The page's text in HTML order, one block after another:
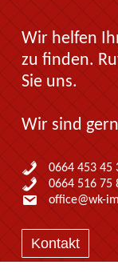
Wir helfen
zu finden.
Sie uns.
Wir sind
0664 453 45
0664 516 75
office@wk-
Kontakt